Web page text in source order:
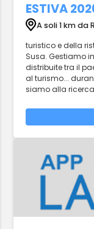
ESTIVA
A soli 1 km da
turistico e della
Susa. Gestiamo
distribuite tra il
al turismo...
siamo alla